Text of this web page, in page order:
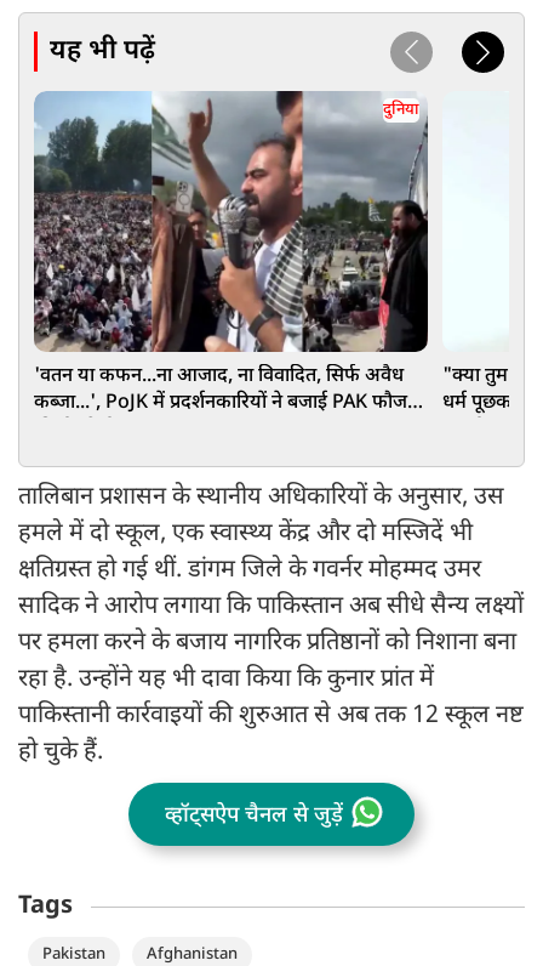
यह भी पढ़ें
दुनिया
'वतन या कफन...ना आजाद, ना विवादित, सिर्फ अवैध
कब्जा...', PoJK में प्रदर्शनकारियों ने बजाई PAK फौज
"क्या तुम
धर्म पूछकर
तालिबान प्रशासन के स्थानीय अधिकारियों के अनुसार, उस
हमले में दो स्कूल, एक स्वास्थ्य केंद्र और दो मस्जिदें भी
क्षतिग्रस्त हो गई थीं. डांगम जिले के गवर्नर मोहम्मद उमर
सादिक ने आरोप लगाया कि पाकिस्तान अब सीधे सैन्य लक्ष्यों
पर हमला करने के बजाय नागरिक प्रतिष्ठानों को निशाना बना
रहा है. उन्होंने यह भी दावा किया कि कुनार प्रांत में
पाकिस्तानी कार्रवाइयों की शुरुआत से अब तक 12 स्कूल नष्ट
हो चुके हैं.
व्हॉट्सऐप चैनल से जुड़ें
Tags
Pakistan
Afghanistan